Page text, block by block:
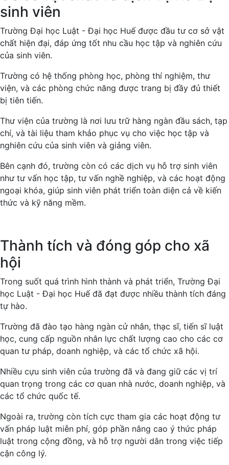
sinh viên
Trường Đại học Luật - Đại học Huế được đầu tư cơ sở vật
chất hiện đại, đáp ứng tốt nhu cầu học tập và nghiên cứu
của sinh viên.
Trường có hệ thống phòng học, phòng thí nghiệm, thư
viện, và các phòng chức năng được trang bị đầy đủ thiết
bị tiên tiến.
Thư viện của trường là nơi lưu trữ hàng ngàn đầu sách, tạp
chí, và tài liệu tham khảo phục vụ cho việc học tập và
nghiên cứu của sinh viên và giảng viên.
Bên cạnh đó, trường còn có các dịch vụ hỗ trợ sinh viên
như tư vấn học tập, tư vấn nghề nghiệp, và các hoạt động
ngoại khóa, giúp sinh viên phát triển toàn diện cả về kiến
thức và kỹ năng mềm.
Thành tích và đóng góp cho xã
hội
Trong suốt quá trình hình thành và phát triển, Trường Đại
học Luật - Đại học Huế đã đạt được nhiều thành tích đáng
tự hào.
Trường đã đào tạo hàng ngàn cử nhân, thạc sĩ, tiến sĩ luật
học, cung cấp nguồn nhân lực chất lượng cao cho các cơ
quan tư pháp, doanh nghiệp, và các tổ chức xã hội.
Nhiều cựu sinh viên của trường đã và đang giữ các vị trí
quan trọng trong các cơ quan nhà nước, doanh nghiệp, và
các tổ chức quốc tế.
Ngoài ra, trường còn tích cực tham gia các hoạt động tư
vấn pháp luật miễn phí, góp phần nâng cao ý thức pháp
luật trong cộng đồng, và hỗ trợ người dân trong việc tiếp
cận công lý.